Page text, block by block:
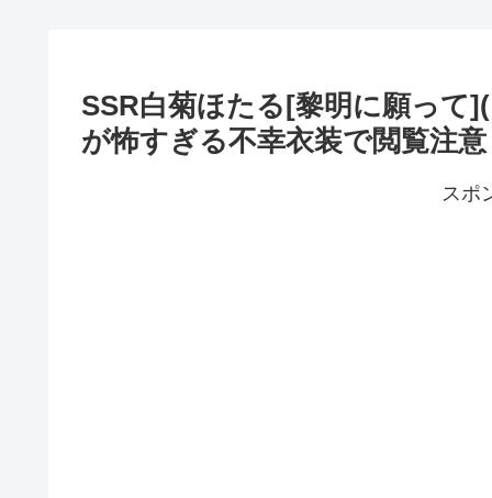
SSR白菊ほたる[黎明に願って
が怖すぎる不幸衣装で閲覧注意
スポ